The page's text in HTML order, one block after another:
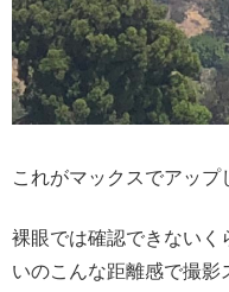
これがマックスでアッ
裸眼では確認できないく
いのこんな距離感で撮影